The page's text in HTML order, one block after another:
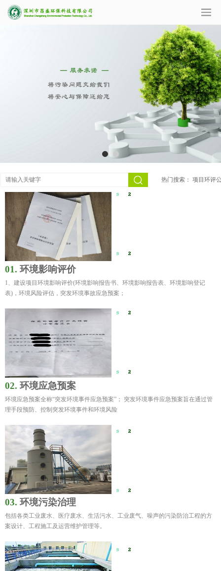
热门搜索： 项目环评
01. 环境影响评价
1、建设项目环境影响评价(环境影响报告书、环境影响报告表、环境影响登记
表)，环境风险评估，突发环境事故应急预案；
02. 环境应急预案
环境应急预案全称“突发环境事件应急预案”； 突发环境事件应急预案旨在通过管
理手段预防、控制突发环境事件和环境风险
03. 环境污染治理
包括各类工业废水、医疗废水、生活污水、工业废气、噪声的污染防治工程的方
案设计、工程施工及运营维护管理等。